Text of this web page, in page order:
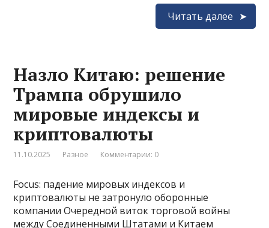
Читать далее
Назло Китаю: решение
Трампа обрушило
мировые индексы и
криптовалюты
11.10.2025 Разное Комментарии: 0
Focus: падение мировых индексов и
криптовалюты не затронуло оборонные
компании Очередной виток торговой войны
между Соединенными Штатами и Китаем